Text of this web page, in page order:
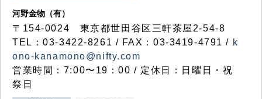
河野金物（有）
〒154-0024 東京都世田谷区三軒茶屋2-54-8
TEL：03-3422-8261 / FAX：03-3419-4791 / k
ono-kanamono@nifty.com
営業時間：7:00〜19：00 / 定休日：日曜日・祝
祭日